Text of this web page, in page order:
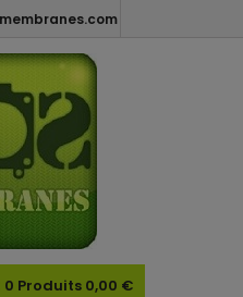
0 Produits 0,00 €